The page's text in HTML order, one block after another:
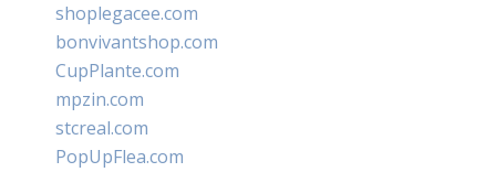
shoplegacee.com
bonvivantshop.com
CupPlante.com
mpzin.com
stcreal.com
PopUpFlea.com